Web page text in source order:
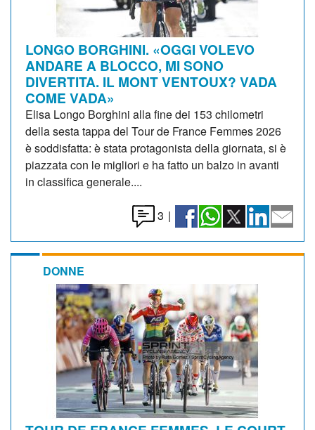
LONGO BORGHINI. «OGGI VOLEVO
ANDARE A BLOCCO, MI SONO
DIVERTITA. IL MONT VENTOUX? VADA
COME VADA»
Elisa Longo Borghini alla fine dei 153 chilometri
della sesta tappa del Tour de France Femmes 2026
è soddisfatta: è stata protagonista della giornata, si è
piazzata con le migliori e ha fatto un balzo in avanti
in classifica generale....
3 |
DONNE